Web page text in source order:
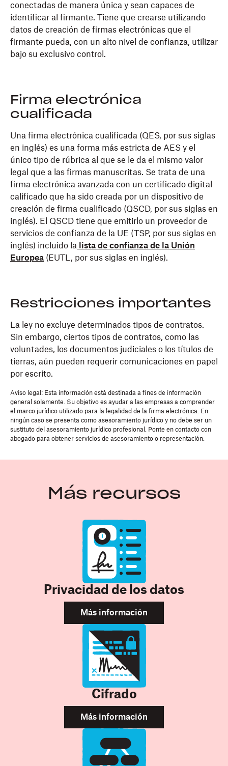
conectadas de manera única y sean capaces de
identificar al firmante. Tiene que crearse utilizando
datos de creación de firmas electrónicas que el
firmante pueda, con un alto nivel de confianza, utilizar
bajo su exclusivo control.
Firma electrónica
cualificada
Una firma electrónica cualificada (QES, por sus siglas
en inglés) es una forma más estricta de AES y el
único tipo de rúbrica al que se le da el mismo valor
legal que a las firmas manuscritas. Se trata de una
firma electrónica avanzada con un certificado digital
calificado que ha sido creada por un dispositivo de
creación de firma cualificado (QSCD, por sus siglas en
inglés). El QSCD tiene que emitirlo un proveedor de
servicios de confianza de la UE (TSP, por sus siglas en
inglés) incluido la lista de confianza de la Unión
Europea (EUTL, por sus siglas en inglés).
Restricciones importantes
La ley no excluye determinados tipos de contratos.
Sin embargo, ciertos tipos de contratos, como las
voluntades, los documentos judiciales o los títulos de
tierras, aún pueden requerir comunicaciones en papel
por escrito.
Aviso legal: Esta información está destinada a fines de información
general solamente. Su objetivo es ayudar a las empresas a comprender
el marco jurídico utilizado para la legalidad de la firma electrónica. En
ningún caso se presenta como asesoramiento jurídico y no debe ser un
sustituto del asesoramiento jurídico profesional. Ponte en contacto con
abogado para obtener servicios de asesoramiento o representación.
Más recursos
Privacidad de los datos
Más información
Cifrado
Más información